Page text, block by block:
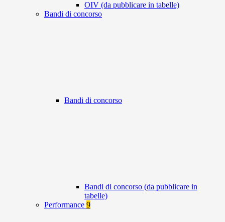
OIV (da pubblicare in tabelle)
Bandi di concorso
Bandi di concorso
Bandi di concorso (da pubblicare in
tabelle)
Performance 9